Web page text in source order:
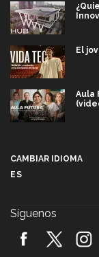
El
Aula
CAMBIAR IDIOMA
ES
Síguenos